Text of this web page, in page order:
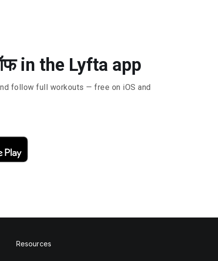
in the Lyfta app
follow full workouts — free on iOS and
Resources